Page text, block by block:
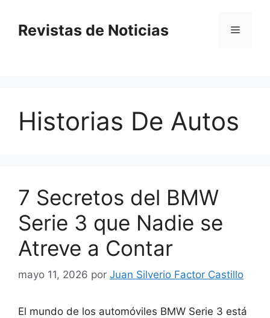
contenido
Revistas de Noticias Menú
Historias De Autos
7 Secretos del BMW
Serie 3 que Nadie se
Atreve a Contar
mayo 11, 2026 por Juan Silverio Factor Castillo
El mundo de los automóviles BMW Serie 3 está